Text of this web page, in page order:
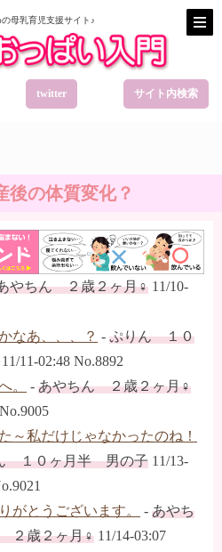
母乳育児支援サイト♪
twitter サイト内検索
の体質変化？
やちん ２歳２ヶ月♀ 11/10-
なあ、、、？ - ぷりん １０
11/11-02:48 No.8892
。
- あやちん ２歳２ヶ月♀
～私だけじゃなかったのね！
１０ヶ月半 男の子 11/13-
がとうございます。
- あやち
２歳２ヶ月♀ 11/14-03:07